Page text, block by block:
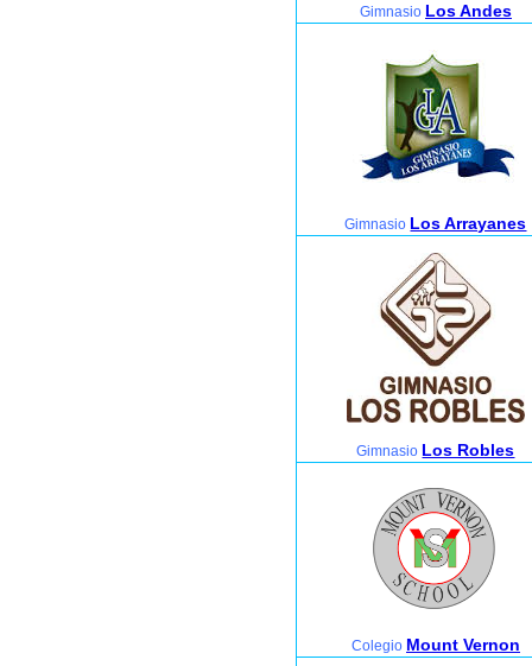
Gimnasio Los Andes
Gimnasio Los Arrayanes
Gimnasio Los Robles
Colegio Mount Vernon